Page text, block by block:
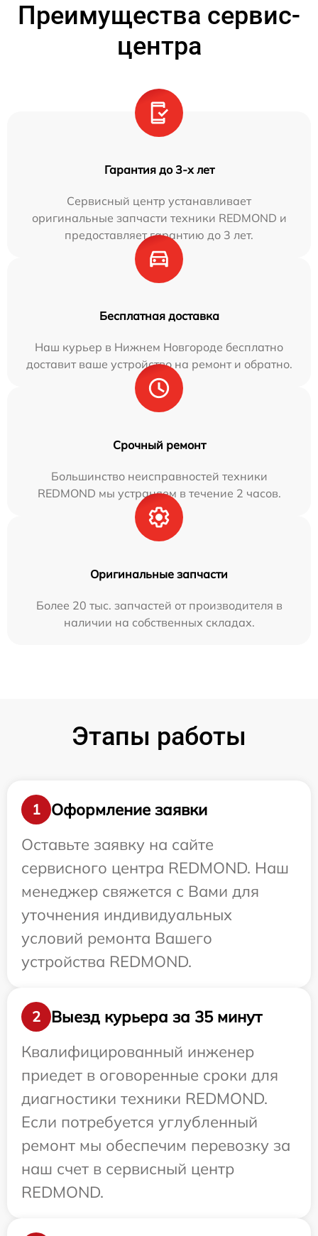
Преимущества сервис-
центра
Гарантия до 3-х лет
Сервисный центр устанавливает
оригинальные запчасти техники REDMOND и
предоставляет гарантию до 3 лет.
Бесплатная доставка
Наш курьер в Нижнем Новгороде бесплатно
доставит ваше устройство на ремонт и обратно.
Срочный ремонт
Большинство неисправностей техники
REDMOND мы устраняем в течение 2 часов.
Оригинальные запчасти
Более 20 тыс. запчастей от производителя в
наличии на собственных складах.
Этапы работы
1
Оформление заявки
Оставьте заявку на сайте
сервисного центра REDMOND. Наш
менеджер свяжется с Вами для
уточнения индивидуальных
условий ремонта Вашего
устройства REDMOND.
2
Выезд курьера за 35 минут
Квалифицированный инженер
приедет в оговоренные сроки для
диагностики техники REDMOND.
Если потребуется углубленный
ремонт мы обеспечим перевозку за
наш счет в сервисный центр
REDMOND.